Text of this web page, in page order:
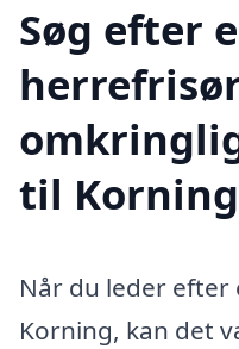
Søg efter
til
Når du leder
Korning, kan det